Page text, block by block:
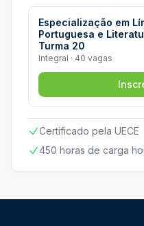
Especialização em
Portuguesa e
Turma 20
Integral · 40 vagas
Certificado pela UECE
450 horas de carga